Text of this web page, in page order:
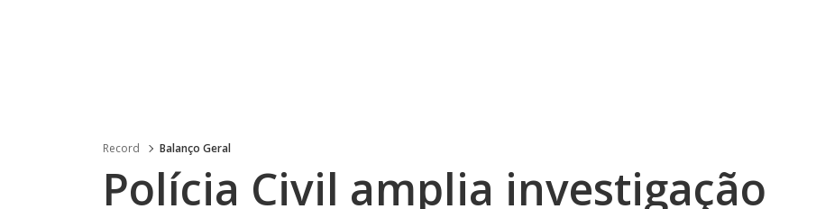
Record Balanço Geral
Polícia Civil amplia investigação